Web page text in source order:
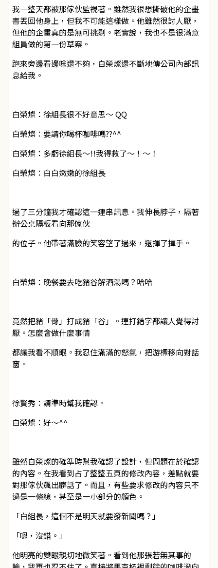
我一整天都被那傢伙監視著。雖然我很想撕破他的企畫
書丟回他身上，但我不可能這樣做。他雖然很討人厭，
但他的企畫真的是無可挑剔。老實說，我也不是很滿意
組員做的第一份草案。
跑來旁邊看邊唸還不夠，白榮燦還不斷地傳公司內部訊
息給我。
白榮燦：徐組長很不好意思～ QQ
白榮燦：要請你喝杯咖啡嗎??^^
白榮燦：多虧徐組長～!!我得救了～！～！
白榮燦：白白嫩嫩的徐組長
過了三分鐘我才確認這一連串訊息。我伸長脖子，隔著
辦公桌隔板看向那傢伙
的位子。他帶著滿臉的笑容望了過來，還揮了揮手。
白榮燦：晚餐要去吃豬谷解酒湯嗎？哈哈
竟然把豬「骨」打成豬「谷」。連打錯字都讓人覺得討
厭。怎麼會做什麼事情
都讓我看不順眼。我忍住滿滿的怒氣，把游標移向對話
窗。
徐賢秀：請準時幫我確認。
白榮燦：好～^^
雖然白榮燦的確準時幫我確認了設計，但問題在於確認
的內容。在我看到占了整整五頁的修改內容，差點就要
對那傢伙飆出髒話了。而且，有些要求修改的內容只不
過是一條線，甚至是一小部分的顏色。
「白組長，這個不是明天就要發新聞嗎？」
「嗯，沒錯。」
他明亮的雙眼親切地微笑著。看到他那張若無其事的